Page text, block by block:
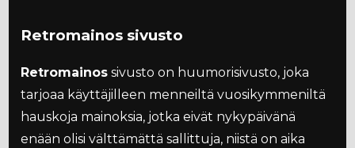
Retromainos sivusto
Retromainos sivusto on huumorisivusto, joka
tarjoaa käyttäjilleen menneiltä vuosikymmeniltä
hauskoja mainoksia, jotka eivät nykypäivänä
enään olisi välttämättä sallittuja, niistä on aika